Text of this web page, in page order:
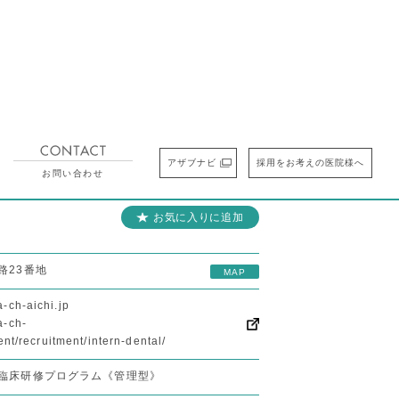
お問い合わせ
アザブナビ 採用をお考えの医院様へ
研修先を検索する
お気に入りに追加
23番地 MAP
ch-aichi.jp
ch-
recruitment/intern-dental/
床研修プログラム《管理型》